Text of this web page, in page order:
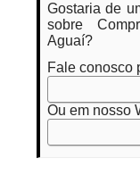
Gostaria de
sobre
Aguaí?
Fale conosco
Ou em nosso